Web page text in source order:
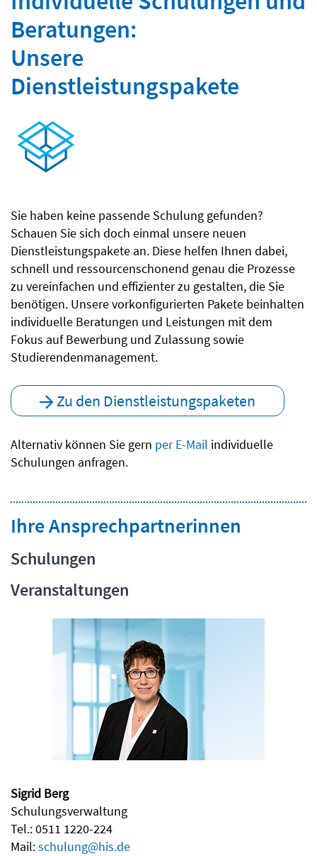
Beratungen:
Unsere
Dienstleistungspakete
Sie haben keine passende Schulung gefunden?
Schauen Sie sich doch einmal unsere neuen
Dienstleistungspakete an. Diese helfen Ihnen dabei,
schnell und ressourcenschonend genau die Prozesse
zu vereinfachen und effizienter zu gestalten, die Sie
benötigen. Unsere vorkonfigurierten Pakete beinhalten
individuelle Beratungen und Leistungen mit dem
Fokus auf Bewerbung und Zulassung sowie
Studierendenmanagement.
Zu den Dienstleistungspaketen
Alternativ können Sie gern per E-Mail individuelle
Schulungen anfragen.
Ihre Ansprechpartnerinnen
Schulungen
Veranstaltungen
Sigrid Berg
Schulungsverwaltung
Tel.: 0511 1220-224
Mail:schulung@his.de